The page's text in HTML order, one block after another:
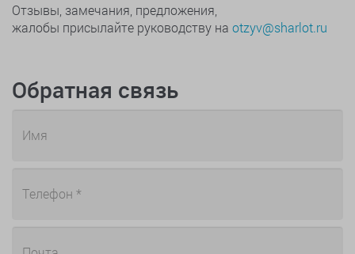
Отзывы, замечания, предложения,
жалобы присылайте руководству на otzyv@sharlot.ru
Обратная связь